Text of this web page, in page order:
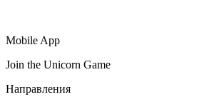
Mobile App
Join the Unicorn Game
Направления